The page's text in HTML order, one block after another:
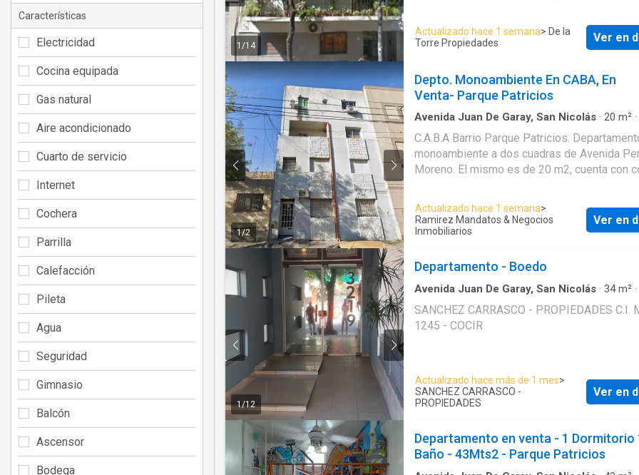
1 /14
ubicación, frente al Parque Patricios, a 1
Av. Caseros metros de estación de subte
Expensas $3200 - Cocina- Living comedor-
Actualizado hace 1 semana> De la
Torre Propiedades
Ver en
1/2
Depto. Monoambiente En CABA, En
Venta- Parque Patricios
Avenida Juan De Garay, San Nicolás · 20 m² ·
C.A.B.A Barrio Parque Patricios. Departamento
monoambiente a dos cuadras de Avenida
Moreno. El mismo es de 20 m2, cuenta con
encuentra en segundo piso por escalera,
disposición contrafrente. Excelente
Atencion inversores!!! REF. 1281 ----------------------
Inmobiliarios. COMARCOMGR N°71 / 183 |
@ramirezprop www ramirezprop com ar
Actualizado hace 1 semana>
Ramirez Mandatos & Negocios
Inmobiliarios
Ver en
1/12
Departamento - Boedo
Avenida Juan De Garay, San Nicolás · 34m² ·
Cocina equipada·Internet ·Gas natural
SANCHEZ CARRASCO - PROPIEDADES C.I.
1245 - COCIR
Actualizado hace más de 1 mes>
SANCHEZ CARRASCO -
PROPIEDADES
Ver en
Departamento en venta - 1 Dormitorio
Baño - 43Mts2 - Parque Patricios
Características
Electricidad
Cocina equipada
Gas natural
Aire acondicionado
Cuarto de servicio
Internet
Cochera
Parrilla
Calefacción
Pileta
Agua
Seguridad
Gimnasio
Balcón
Ascensor
Bodega